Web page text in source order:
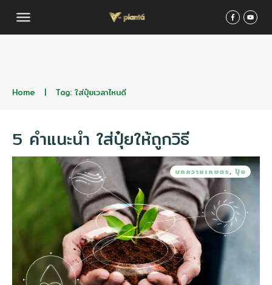
Home | Tag: ใส่ปุ๋ยเวลาไหนดี
5 คำแนะนำ ใส่ปุ๋ยให้ถูกวิธี
บทความเกษตร, ปุ๋ย